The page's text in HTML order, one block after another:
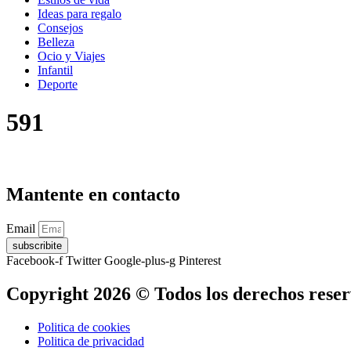
Ideas para regalo
Consejos
Belleza
Ocio y Viajes
Infantil
Deporte
591
Mantente en contacto
Email
subscribite
Facebook-f Twitter Google-plus-g Pinterest
Copyright 2026 © Todos los derechos
Politica de cookies
Politica de privacidad